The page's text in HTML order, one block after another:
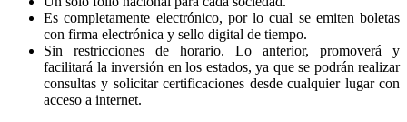
Es completamente electrónico, por lo cual se emiten boletas
con firma electrónica y sello digital de tiempo.
Sin restricciones de horario. Lo anterior, promoverá y
facilitará la inversión en los estados, ya que se podrán realizar
consultas y solicitar certificaciones desde cualquier lugar con
acceso a internet.